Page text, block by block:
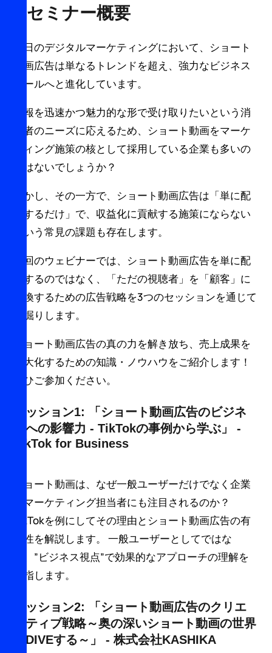
セミナー概要
今日のデジタルマーケティングにおいて、ショート
動画広告は単なるトレンドを超え、強力なビジネス
ツールへと進化しています。
情報を迅速かつ魅力的な形で受け取りたいという消
費者のニーズに応えるため、ショート動画をマーケ
ティング施策の核として採用している企業も多いの
ではないでしょうか？
しかし、その一方で、ショート動画広告は「単に配
信するだけ」で、収益化に貢献する施策にならない
という常見の課題も存在します。
今回のウェビナーでは、ショート動画広告を単に配
信するのではなく、「ただの視聴者」を「顧客」に
転換するための広告戦略を3つのセッションを通じて
深掘りします。
ショート動画広告の真の力を解き放ち、売上成果を
最大化するための知識・ノウハウをご紹介します！
ぜひご参加ください。
セッション1: 「ショート動画広告のビジネ
スへの影響力 - TikTokの事例から学ぶ」 -
TikTok for Business
ショート動画は、なぜ一般ユーザーだけでなく企業
のマーケティング担当者にも注目されるのか？
TikTokを例にしてその理由とショート動画広告の有
用性を解説します。 一般ユーザーとしてではな
く、”ビジネス視点”で効果的なアプローチの理解を
目指します。
セッション2: 「ショート動画広告のクリエ
イティブ戦略～奥の深いショート動画の世界
にDIVEする～」 - 株式会社KASHIKA